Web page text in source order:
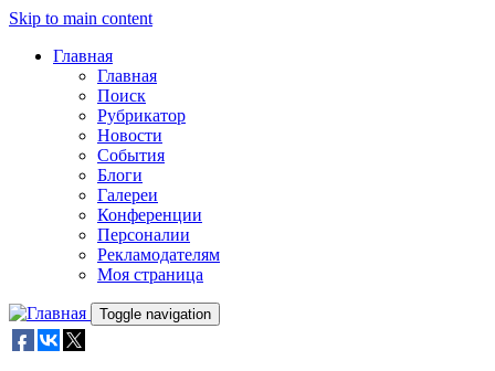
Skip to main content
Главная
Главная
Поиск
Рубрикатор
Новости
События
Блоги
Галереи
Конференции
Персоналии
Рекламодателям
Моя страница
Toggle navigation